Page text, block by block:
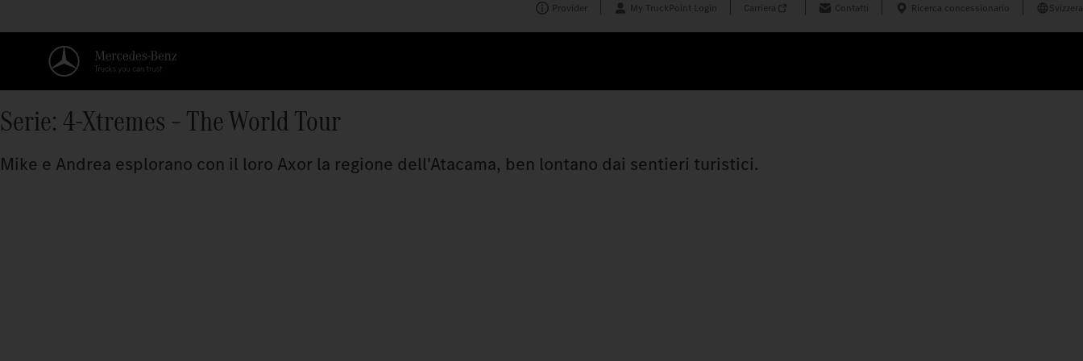
Provider My TruckPoint Login Carriera Contatti Ricerca concessionario Svizzera
Serie: 4-Xtremes – The World Tour
Mike e Andrea esplorano con il loro Axor la regione dell'Atacama, ben lontano dai sentieri turistici.